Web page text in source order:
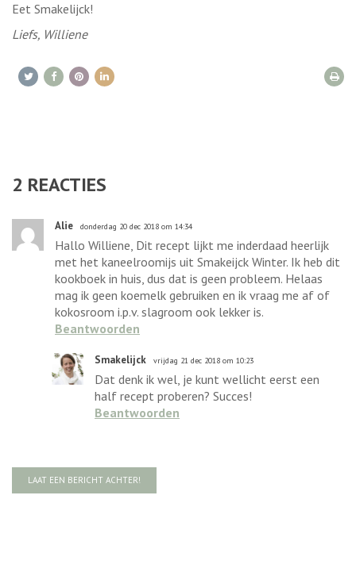
Eet Smakelijck!
Liefs, Williene
2 REACTIES
Alie donderdag 20 dec 2018 om 14:34
Hallo Williene, Dit recept lijkt me inderdaad heerlijk
met het kaneelroomijs uit Smakeijck Winter. Ik heb dit
kookboek in huis, dus dat is geen probleem. Helaas
mag ik geen koemelk gebruiken en ik vraag me af of
kokosroom i.p.v. slagroom ook lekker is.
Beantwoorden
Smakelijck vrijdag 21 dec 2018 om 10:23
Dat denk ik wel, je kunt wellicht eerst een
half recept proberen? Succes!
Beantwoorden
LAAT EEN BERICHT ACHTER!